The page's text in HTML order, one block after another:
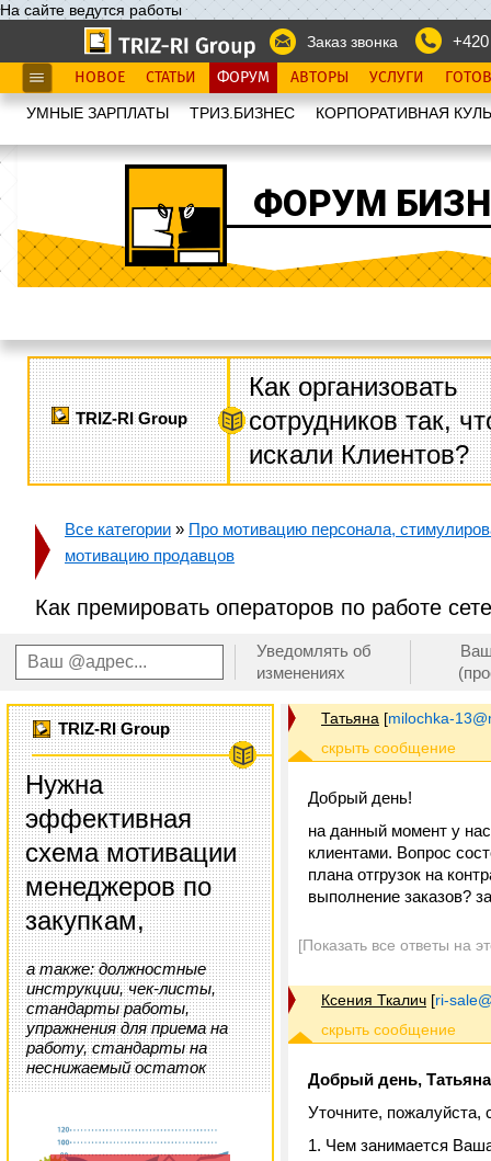
На сайте ведутся работы
Заказ звонка
НОВОЕ СТАТЬИ ФОРУМ АВТОРЫ УСЛУГИ
УМНЫЕ ЗАРПЛАТЫ ТРИЗ.БИЗНЕС КОРПОРАТИВНАЯ
ФОРУМ
TRIZ-RI Group
Как организовать
сотрудников так,
искали Клиентов?
Все категории » Про мотивацию персонала,
мотивацию продавцов
Как премировать операторов по работе
Уведомлять об
изменениях
TRIZ-RI Group
Нужна
эффективная
схема мотивации
менеджеров по
закупкам,
а также: должностные
инструкции, чек-листы,
стандарты работы,
упражнения для приема на
работу, стандарты на
неснижаемый остаток
Татьяна [milochka-
Добрый день!
на данный момент у
клиентами. Вопрос
плана отгрузок на
выполнение заказов?
[Показать все ответы на
Ксения Ткалич [ri-
Добрый день,
Уточните,
Чем занимается